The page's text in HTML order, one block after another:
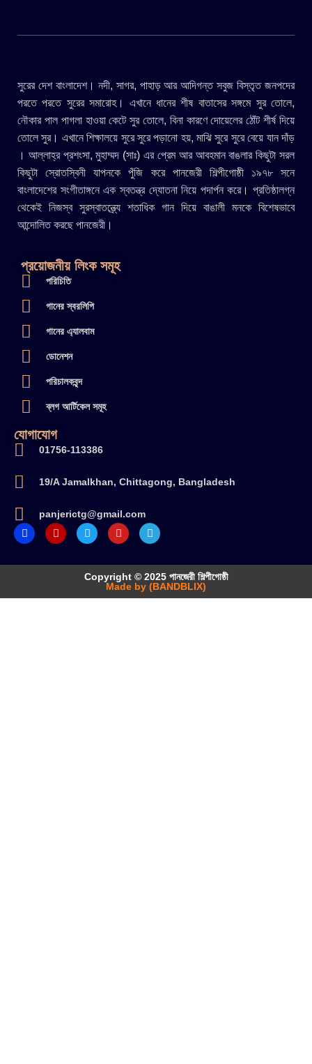
সুরের দেশ বাংলাদেশ। নদী, সাগর, পাহাড় আর আদিগন্ত সবুজ বিস্তৃত জনপদের
পরতে পরতে সুরের সমারোহ। এখানে ধানের শীষ বাতাসের সঙ্গমে সুর তোলে,
নৌকার পাল পাগলা হাওয়া কেটে সুর তোলে, বিনা কারণে দোয়েলের ঠোঁট শীর্ষ দিয়ে
তোলে সুর। এখানে শিক্ষালয়ে সুরে সুরে পড়ানো হয়, মাঝি সুরে সুরে বেয়ে যান দাঁড়
। আল্লাহ্র প্রশংসা, মুহাম্মদ (সাঃ) এর প্রেম আর আবহমান বাঙলার কিছুটা সরল
কিছুটা স্রোতস্বিনী যাপনকে পুঁজি করে পানজেরী শিল্পীগোষ্ঠী ১৯৭৮ সনে
বাংলাদেশের সংগীতাঙ্গনে এক স্বতন্ত্র দ্যোতনা নিয়ে পদার্পন করে। প্রতিষ্ঠালগ্ন
থেকেই নিজস্ব সুরস্বাতন্ত্র্যে শতাধিক গান দিয়ে বাঙালী মনকে বিশেষভাবে
আন্দোলিত করছে পানজেরী।
প্রয়োজনীয় লিংক সমূহ
পরিচিতি
গানের স্বরলিপি
গানের এ্যালবাম
ডোনেশন
পরিচালকবৃন্দ
ব্লগ আর্টিকেল সমূহ
যোগাযোগ
01756-113386
19/A Jamalkhan, Chittagong, Bangladesh
panjerictg@gmail.com
Copyright © 2025 পানজেরী শিল্পীগোষ্ঠী
Made by (BANDBLIX)